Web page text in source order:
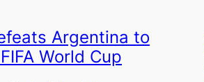
Argentina to
World Cup